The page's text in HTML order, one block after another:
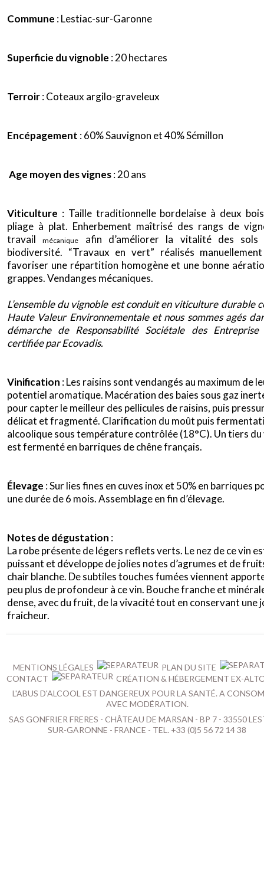
Commune : Lestiac-sur-Garonne
Superficie du vignoble : 20 hectares
Terroir: Coteaux argilo-graveleux
Encépagement : 60% Sauvignon et 40% Sémillon
Age moyen des vignes: 20 ans
Viticulture : Taille traditionnelle bordelaise à deux
pliage à plat. Enherbement maîtrisé des rangs de
travailmécanique
afin d’améliorer la vitalité des
biodiversité. “Travaux en vert” réalisés
favoriser une répartition homogène et une bonne
grappes. Vendanges mécaniques.
L’ensemble du vignoble est conduit en viticulture durable
Haute Valeur Environnementale et nous sommesagés
démarche de Responsabilité Sociétale des Entreprise
certifiée par Ecovadis.
Vinification : Les raisins sont vendangés au maximum de
potentiel aromatique. Macération des baies sous gaz
pour capter le meilleur des pellicules de raisins, puis
délicat et fragmenté. Clarification du moût puis
alcoolique sous température contrôlée (18°C). Un tiers du
est fermenté en barriques de chêne français.
Élevage : Sur lies fines en cuves inox et 50% en barriques
une durée de 6 mois. Assemblage en fin d’élevage.
Notes de dégustation :
La robe présente de légers reflets verts. Le nez de ce vin
puissant et développe de jolies notes d’agrumes et de
chair blanche. De subtiles touches fumées viennent
peu plus de profondeur à ce vin. Bouche franche et
dense, avec du fruit, de la vivacité tout en conservant une
fraicheur.
MENTIONS LÉGALES
PLAN DU SITE
CONTACT
CRÉATION & HÉBERGEMENT EX-
L'ABUS D'ALCOOL EST DANGEREUX POUR LA SANTÉ. A
AVEC MODÉRATION.
SAS GONFRIER FRERES - CHÂTEAU DE MARSAN - BP 7 - 33550
SUR-GARONNE - FRANCE - TEL. +33 (0)5 56 72 14 38